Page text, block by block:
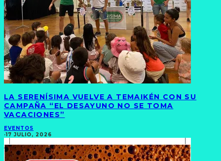
LA SERENÍSIMA VUELVE A TEMAIKÉN CON SU
CAMPAÑA “EL DESAYUNO NO SE TOMA
VACACIONES”
EVENTOS
·17 JULIO, 2026